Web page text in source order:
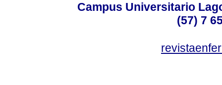
Campus Universitario
(57) 7